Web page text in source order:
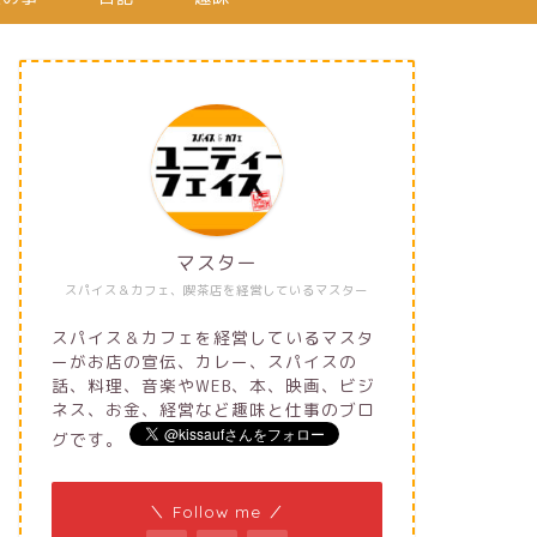
スパイス＆カフェ、喫茶店を経営しているマスター
マスター
スパイス＆カフェを経営しているマスタ
ーがお店の宣伝、カレー、スパイスの
話、料理、音楽やWEB、本、映画、ビジ
ネス、お金、経営など趣味と仕事のブロ
グです。
＼ Follow me ／